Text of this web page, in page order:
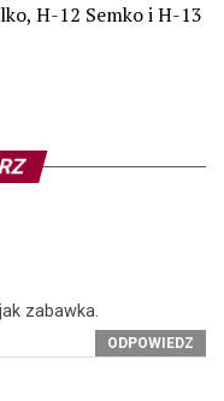
H-12 Semko i H-13
zabawka.
ODPOWIEDZ